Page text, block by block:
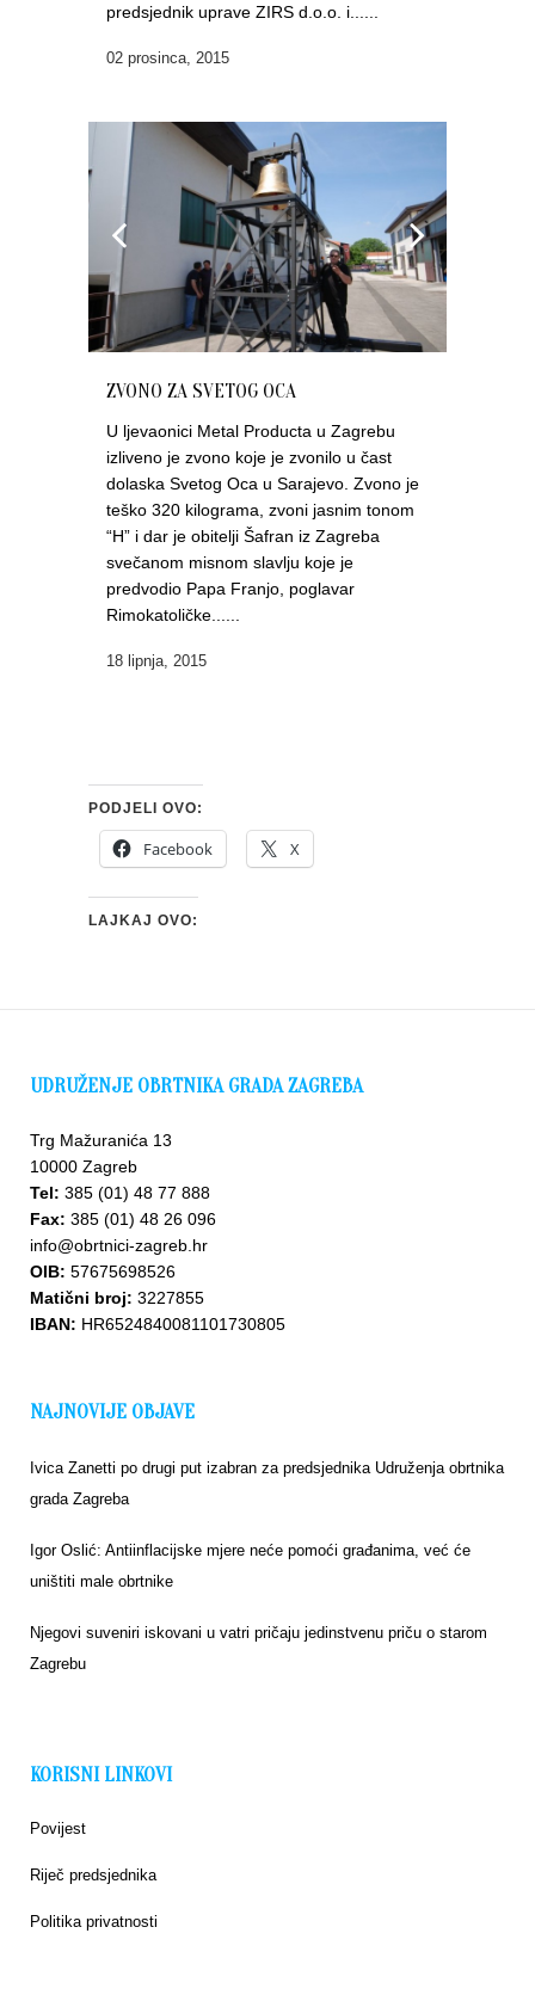
predsjednik uprave ZIRS d.o.o. i......
02 prosinca, 2015
ZVONO ZA SVETOG OCA
U ljevaonici Metal Producta u Zagrebu
izliveno je zvono koje je zvonilo u čast
dolaska Svetog Oca u Sarajevo. Zvono je
teško 320 kilograma, zvoni jasnim tonom
“H” i dar je obitelji Šafran iz Zagreba
svečanom misnom slavlju koje je
predvodio Papa Franjo, poglavar
Rimokatoličke......
18 lipnja, 2015
PODJELI OVO:
Facebook X
LAJKAJ OVO:
UDRUŽENJE OBRTNIKA GRADA ZAGREBA
Trg Mažuranića 13
10000 Zagreb
Tel: 385 (01) 48 77 888
Fax: 385 (01) 48 26 096
info@obrtnici-zagreb.hr
OIB: 57675698526
Matični broj: 3227855
IBAN: HR6524840081101730805
NAJNOVIJE OBJAVE
Ivica Zanetti po drugi put izabran za predsjednika Udruženja obrtnika
grada Zagreba
Igor Oslić: Antiinflacijske mjere neće pomoći građanima, već će
uništiti male obrtnike
Njegovi suveniri iskovani u vatri pričaju jedinstvenu priču o starom
Zagrebu
KORISNI LINKOVI
Povijest
Riječ predsjednika
Politika privatnosti